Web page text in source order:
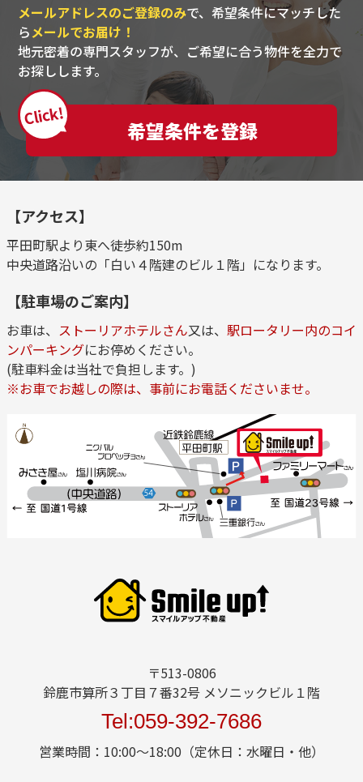
メールアドレスのご登録のみで、希望条件にマッチした
らメールでお届け！
地元密着の専門スタッフが、ご希望に合う物件を全力で
お探しします。
Click!
希望条件を登録
【アクセス】
平田町駅より東へ徒歩約150m
中央道路沿いの「白い４階建のビル１階」になります。
【駐車場のご案内】
お車は、 ストーリアホテルさん又は、 駅ロータリー内のコイ
ンパーキングにお停めください。
(駐車料金は当社で負担します。)
※お車でお越しの際は、事前にお電話くださいませ。
〒513-0806
鈴鹿市算所３丁目７番32号 メソニックビル１階
Tel:059-392-7686
営業時間：10:00～18:00（定休日：水曜日・他）